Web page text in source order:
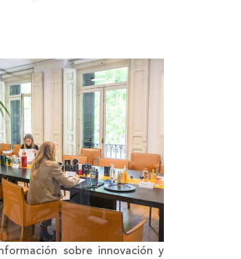
sobre innovación y